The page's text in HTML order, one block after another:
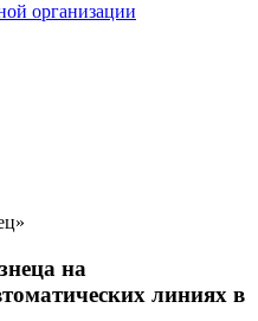
организации
на
линиях в